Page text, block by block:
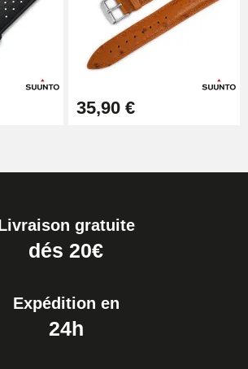
35,90 €
gratuite
dés 20€
Expédition en
24h